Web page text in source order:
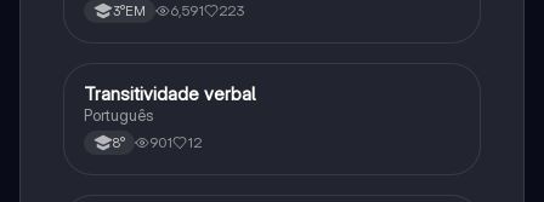
3°EM 6,591 223
Português
Transitividade verbal
Português
8° 901 12